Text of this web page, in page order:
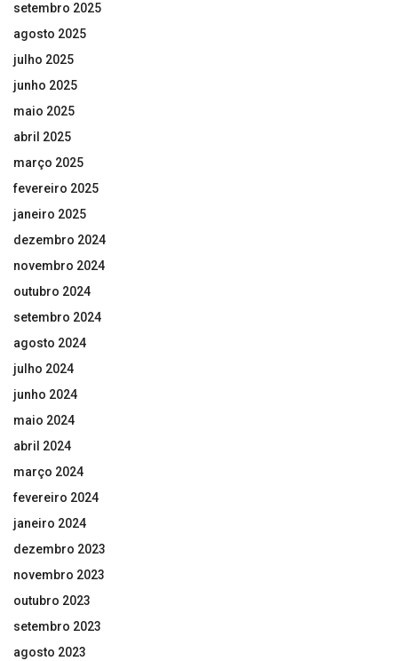
setembro 2025
agosto 2025
julho 2025
junho 2025
maio 2025
abril 2025
março 2025
fevereiro 2025
janeiro 2025
dezembro 2024
novembro 2024
outubro 2024
setembro 2024
agosto 2024
julho 2024
junho 2024
maio 2024
abril 2024
março 2024
fevereiro 2024
janeiro 2024
dezembro 2023
novembro 2023
outubro 2023
setembro 2023
agosto 2023